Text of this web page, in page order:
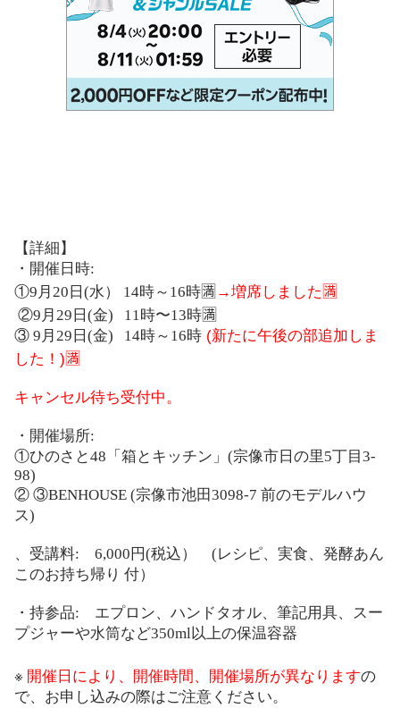
【詳細】
・開催日時:
①9 月 20 日 (水） 14時～ 16時🈵 →増席しました🈵
②9 月 29 日 (金) 11 時〜13時🈵
③ 9 月 29 日 (金) 14時～ 16時 (新たに午後の部追加しま
した！)🈵
キャンセル待ち受付中。
・開催場所:
①ひのさと48 「箱とキッチン」 (宗像市日の里5丁目3-
98)
② ③BENHOUSE (宗像市池田 3098-7 前のモデルハウ
ス)
、受講料: 6,000 円(税込） (レシピ、実食、発酵あん
このお持ち帰り 付）
・持参品: エプロン、ハンドタオル、筆記用具、スー
プジャーや水筒など350ml 以上の保温容器
※ 開催日により、開催時間、開催場所が異なりますの
で、お申し込みの際はご注意ください。